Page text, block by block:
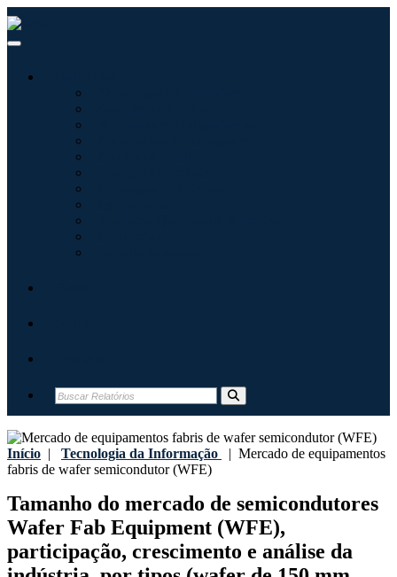
Início | Tecnologia da Informação | Mercado de equipamentos
fabris de wafer semicondutor (WFE)
Tamanho do mercado de semicondutores
Wafer Fab Equipment (WFE),
participação, crescimento e análise da